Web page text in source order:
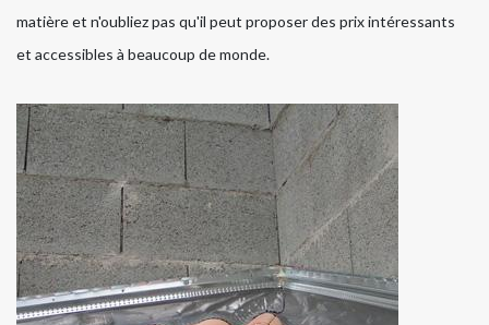
matière et n'oubliez pas qu'il peut proposer des prix intéressants
et accessibles à beaucoup de monde.